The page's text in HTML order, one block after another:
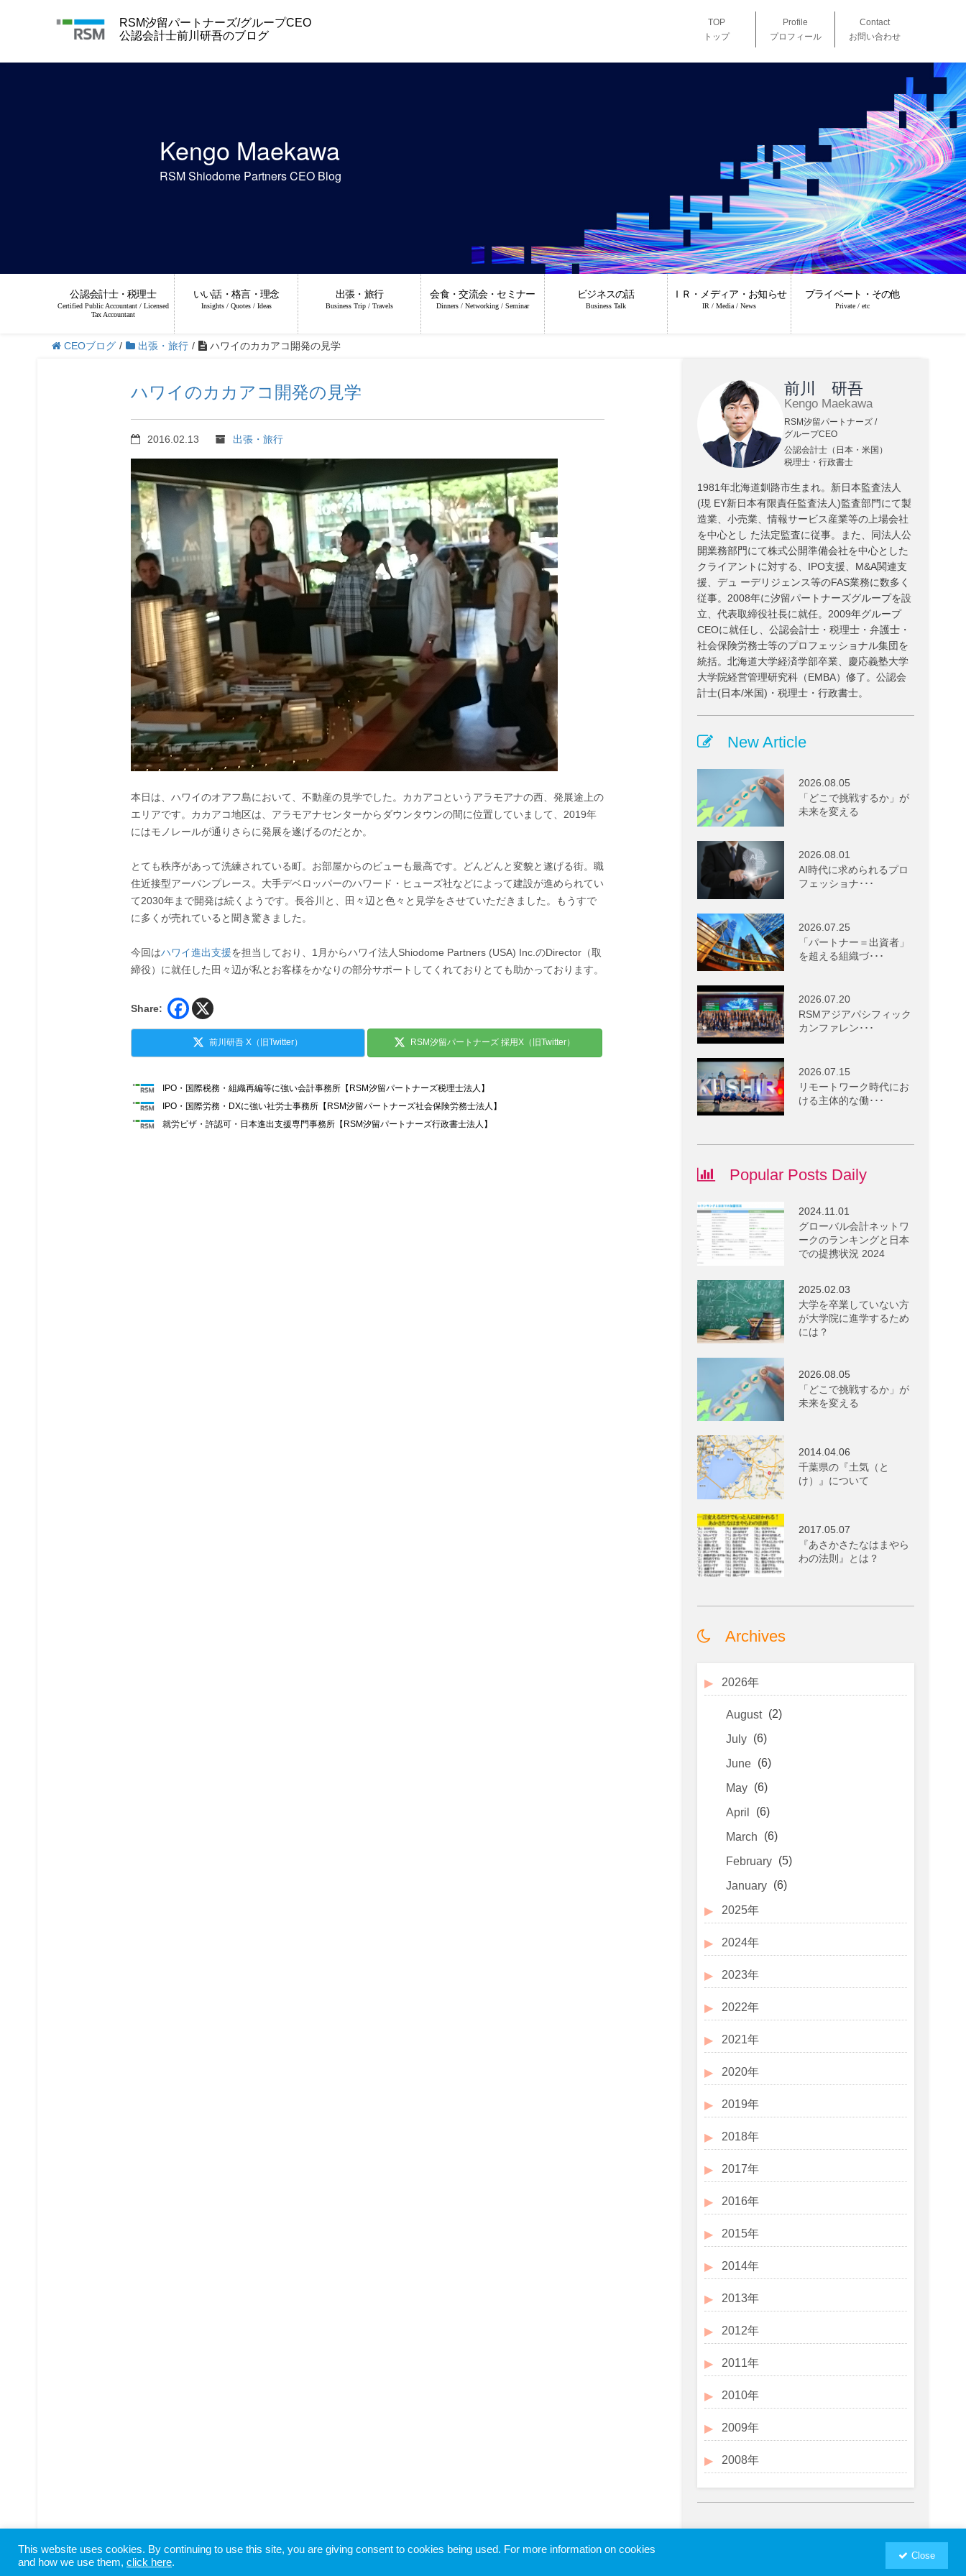
RSM汐留パートナーズ/グループCEO
公認会計士前川研吾のブログ
TOP
トップ
Profile
プロフィール
Contact
お問い合わせ
Kengo Maekawa
RSM Shiodome Partners CEO Blog
公認会計士・税理士
Certified Public Accountant / Licensed
Tax Accountant
いい話・格言・理念
Insights / Quotes / Ideas
出張・旅行
Business Trip / Travels
会食・交流会・セミナー
Dinners / Networking / Seminar
ビジネスの話
Business Talk
ＩＲ・メディア・お知らせ
IR / Media / News
プライベート・その他
Private / etc
CEOブログ / 出張・旅行 / ハワイのカカアコ開発の見学
ハワイのカカアコ開発の見学
2016.02.13 出張・旅行
本日は、ハワイのオアフ島において、不動産の見学でした。カカアコというアラモアナの西、発展途上の
エリアです。カカアコ地区は、アラモアナセンターからダウンタウンの間に位置していまして、2019年
にはモノレールが通りさらに発展を遂げるのだとか。
とても秩序があって洗練されている町。お部屋からのビューも最高です。どんどんと変貌と遂げる街。職
住近接型アーバンプレース。大手デベロッパーのハワード・ヒューズ社などによって建設が進められてい
て2030年まで開発は続くようです。長谷川と、田々辺と色々と見学をさせていただきました。もうすで
に多くが売れていると聞き驚きました。
今回はハワイ進出支援を担当しており、1月からハワイ法人Shiodome Partners (USA) Inc.のDirector（取
締役）に就任した田々辺が私とお客様をかなりの部分サポートしてくれておりとても助かっております。
Share:
前川研吾 X（旧Twitter） RSM汐留パートナーズ 採用X（旧Twitter）
IPO・国際税務・組織再編等に強い会計事務所【RSM汐留パートナーズ税理士法人】
IPO・国際労務・DXに強い社労士事務所【RSM汐留パートナーズ社会保険労務士法人】
就労ビザ・許認可・日本進出支援専門事務所【RSM汐留パートナーズ行政書士法人】
前川 研吾
Kengo Maekawa
RSM汐留パートナーズ /
グループCEO
公認会計士（日本・米国）
税理士・行政書士
1981年北海道釧路市生まれ。新日本監査法人
(現 EY新日本有限責任監査法人)監査部門にて製
造業、小売業、情報サービス産業等の上場会社
を中心とし た法定監査に従事。また、同法人公
開業務部門にて株式公開準備会社を中心とした
クライアントに対する、IPO支援、M&A関連支
援、デュ ーデリジェンス等のFAS業務に数多く
従事。2008年に汐留パートナーズグループを設
立、代表取締役社長に就任。2009年グループ
CEOに就任し、公認会計士・税理士・弁護士・
社会保険労務士等のプロフェッショナル集団を
統括。北海道大学経済学部卒業、慶応義塾大学
大学院経営管理研究科（EMBA）修了。公認会
計士(日本/米国)・税理士・行政書士。
New Article
2026.08.05
「どこで挑戦するか」が
未来を変える
2026.08.01
AI時代に求められるプロ
フェッショナ･･･
2026.07.25
「パートナー＝出資者」
を超える組織づ･･･
2026.07.20
RSMアジアパシフィック
カンファレン･･･
2026.07.15
リモートワーク時代にお
ける主体的な働･･･
Popular Posts Daily
2024.11.01
グローバル会計ネットワ
ークのランキングと日本
での提携状況 2024
2025.02.03
大学を卒業していない方
が大学院に進学するため
には？
2026.08.05
「どこで挑戦するか」が
未来を変える
2014.04.06
千葉県の『土気（と
け）』について
2017.05.07
『あさかさたなはまやら
わの法則』とは？
Archives
2026年
August (2)
July (6)
June (6)
May (6)
April (6)
March (6)
February (5)
January (6)
2025年
2024年
2023年
2022年
2021年
2020年
2019年
2018年
2017年
2016年
2015年
2014年
2013年
2012年
2011年
2010年
2009年
2008年
Copyright © SHIODOME PARTNERS All Rights Reserved RSM汐留パートナーズWebSite
This website uses cookies. By continuing to use this site, you are giving consent to cookies being used. For more information on cookies
and how we use them, click here.
Close